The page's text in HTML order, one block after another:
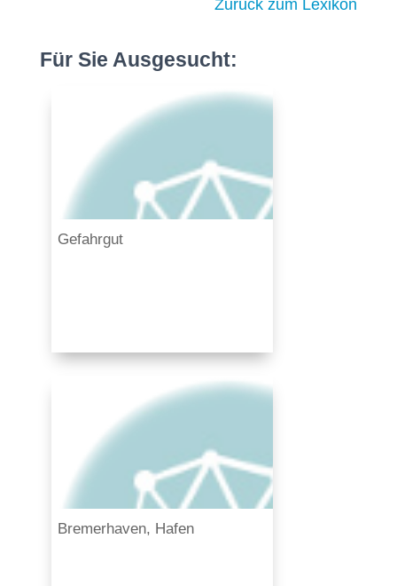
Zurück zum Lexikon
Für Sie Ausgesucht:
Gefahrgut
Bremerhaven, Hafen